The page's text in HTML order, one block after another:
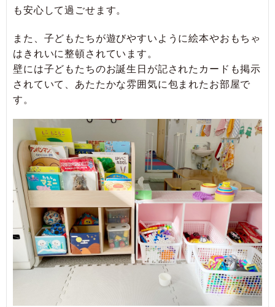
も安心して過ごせます。
また、子どもたちが遊びやすいように絵本やおもちゃ
はきれいに整頓されています。
壁には子どもたちのお誕生日が記されたカードも掲示
されていて、あたたかな雰囲気に包まれたお部屋で
す。